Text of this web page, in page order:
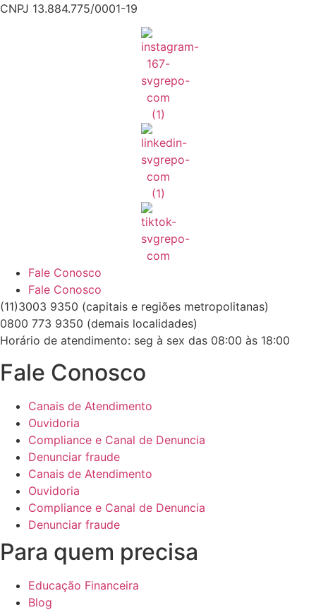
CNPJ 13.884.775/0001-19
Fale Conosco
Fale Conosco
(11)3003 9350 (capitais e regiões metropolitanas)
0800 773 9350 (demais localidades)
Horário de atendimento: seg à sex das 08:00 às 18:00
Fale Conosco
Canais de Atendimento
Ouvidoria
Compliance e Canal de Denuncia
Denunciar fraude
Canais de Atendimento
Ouvidoria
Compliance e Canal de Denuncia
Denunciar fraude
Para quem precisa
Educação Financeira
Blog